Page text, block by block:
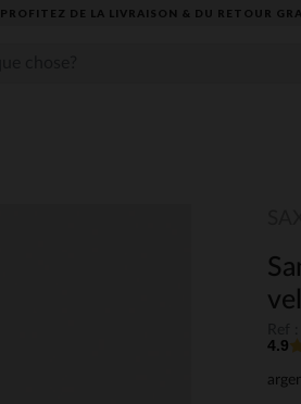
PROFITEZ DE LA LIVRAISON & DU RETOUR
4.9